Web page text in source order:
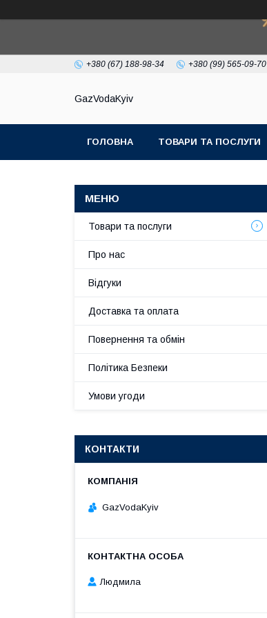
+380 (67) 188-98-34 +380 (99) 565-09-70
GazVodaKyiv
ГОЛОВНА ТОВАРИ ТА ПОСЛУГИ
Товари та послуги
Про нас
Відгуки
Доставка та оплата
Повернення та обмін
Політика Безпеки
Умови угоди
КОНТАКТИ
GazVodaKyiv
Людмила